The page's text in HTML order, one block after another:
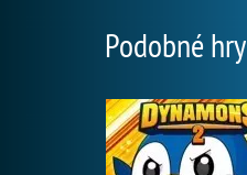
Podobné hry